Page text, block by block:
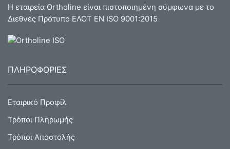
Η εταιρεία Ortholine είναι πιστοποιημένη σύμφωνα με το
Διεθνές Πρότυπο ΕΛΟΤ ΕΝ ISO 9001:2015
ΠΛΗΡΟΦΟΡΙΕΣ
Εταιρικό Προφίλ
Τρόποι Πληρωμής
Τρόποι Αποστολής